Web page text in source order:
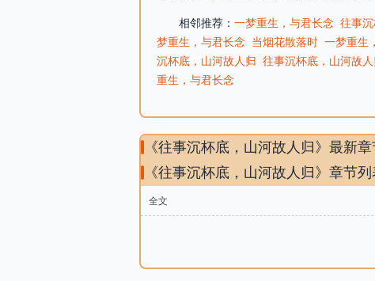
相邻推荐： 一梦重生，与君长念 往事
梦重生，与君长念
当烟花散落时 一梦重生
沉杯底，山河故人归 往事沉杯底，山河故人
重生，与君长念
《往事沉杯底，山河故人归》最新
《往事沉杯底，山河故人归》章节列
全文